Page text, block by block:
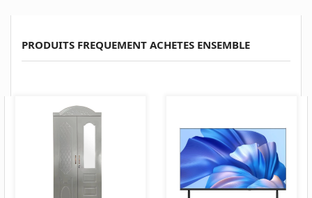
PRODUITS FREQUEMENT ACHETES ENSEMBLE